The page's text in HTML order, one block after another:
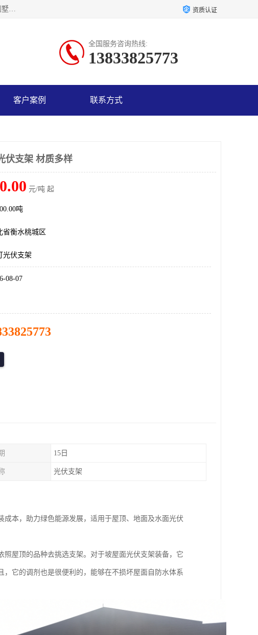
神龙拜耳科技衡水股份有限公司河北一家生产光伏支架，轻钢别墅，阳光板、耐力板的公司，主要产品有：光伏支架、轻钢别墅、阳光板、耐力板、采光板等，公司参与制定了多项标准。 资质认证
全国服务咨询热线:
13833825773
客户案例 联系方式
伏支架 材质多样
元/吨 起
吨
省衡水桃城区
光伏支架
08-07
15日
光伏支架
本，助力绿色能源发展，适用于屋顶、地面及水面光伏
屋顶的品种去挑选支架。对于坡屋面光伏支架装备，它
它的调剂也是很便利的，能够在不损坏屋面自防水体系